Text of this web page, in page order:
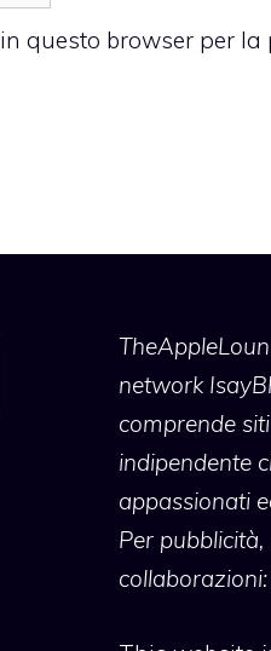
questo browser per
network
comprende
indipendente
appassionati
Per
collaborazioni: